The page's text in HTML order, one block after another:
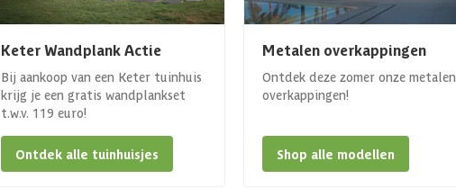
Keter Wandplank Actie
Bij aankoop van een Keter tuinhuis
krijg je een gratis wandplankset
t.w.v. 119 euro!
Ontdek alle tuinhuisjes
Metalen overkappingen
Ontdek deze zomer onze metalen
overkappingen!
Shop alle modellen